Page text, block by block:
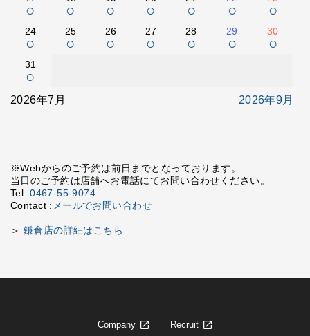
○ ○ ○ ○ ○ ○ ○
24
○
25
○
26
○
27
○
28
○
29
○
30
○
31
○
2026年7月 2026年9月
※Webからのご予約は前日までとなっております。
当日のご予約は店舗へお電話にてお問い合わせください。
Tel :0467-55-9074
Contact : メールでお問い合わせ
＞ 鎌倉店の詳細はこちら
Company Recruit